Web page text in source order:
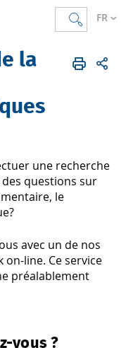
FR
la
une recherche
questions sur
le
avec un de nos
line. Ce service
préalablement
vous ?